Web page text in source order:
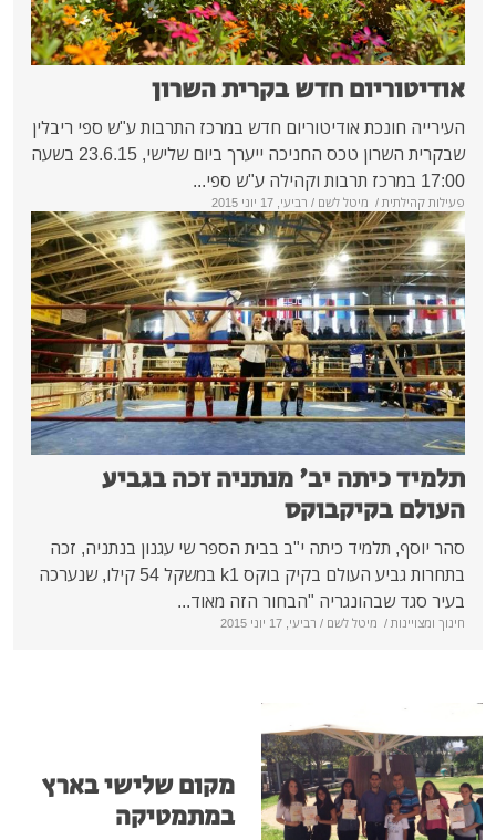
חדש בקרית השרון
אודיטוריום חדש במרכז התרבות ע"ש ספי ריבלין
שבקרית השרון טכס החניכה ייערך ביום שלישי, 23.6.15 בשעה
לשם/ רביעי, 17 יוני 2015
יב' מנתניה זכה בגביע
כיתה י"ב בבית הספר שי עגנון בנתניה, זכה
בתחרות גביע העולם בקיק בוקס k1 במשקל 54 קילו, שנערכה
"הבחור הזה מאוד...
לשם/ רביעי, 17 יוני 2015
מקום שלישי בארץ
במתמטיקה